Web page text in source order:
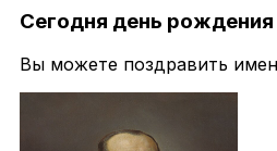
Сегодня день рождения
Вы можете поздравить